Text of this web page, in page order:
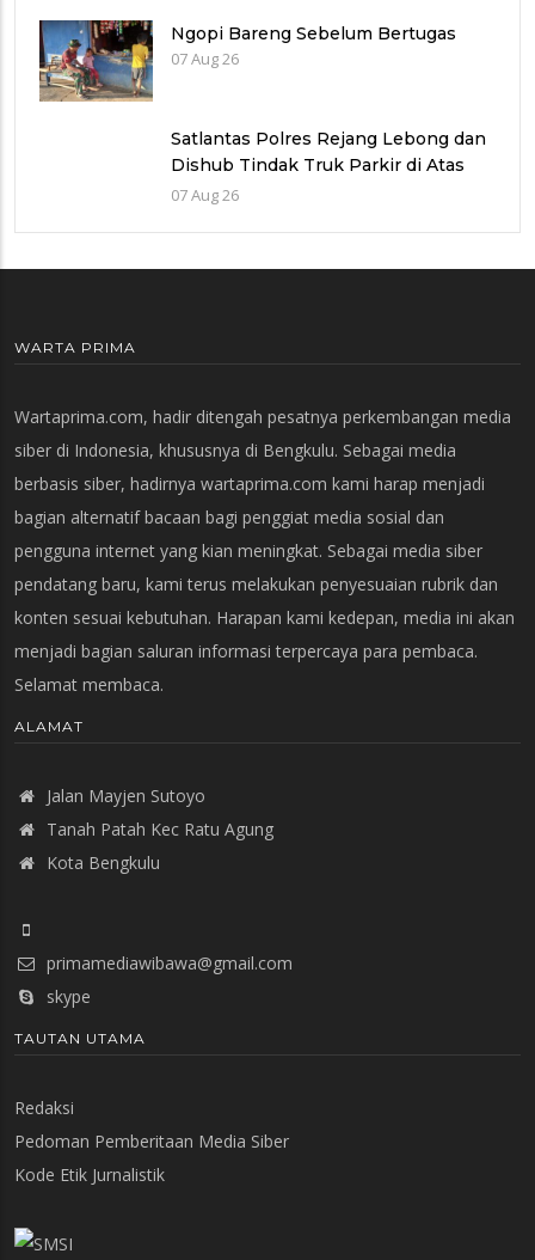
Berkelanjutan
Ngopi Bareng Sebelum Bertugas
07 Aug 26
Satlantas Polres Rejang Lebong dan
Dishub Tindak Truk Parkir di Atas
Jembatan, Respons Keluhan Warga
07 Aug 26
WARTA PRIMA
Wartaprima.com, hadir ditengah pesatnya perkembangan media
siber di Indonesia, khususnya di Bengkulu. Sebagai media
berbasis siber, hadirnya wartaprima.com kami harap menjadi
bagian alternatif bacaan bagi penggiat media sosial dan
pengguna internet yang kian meningkat. Sebagai media siber
pendatang baru, kami terus melakukan penyesuaian rubrik dan
konten sesuai kebutuhan. Harapan kami kedepan, media ini akan
menjadi bagian saluran informasi terpercaya para pembaca.
Selamat membaca.
ALAMAT
Jalan Mayjen Sutoyo
Tanah Patah Kec Ratu Agung
Kota Bengkulu
primamediawibawa@gmail.com
skype
TAUTAN UTAMA
Redaksi
Pedoman Pemberitaan Media Siber
Kode Etik Jurnalistik